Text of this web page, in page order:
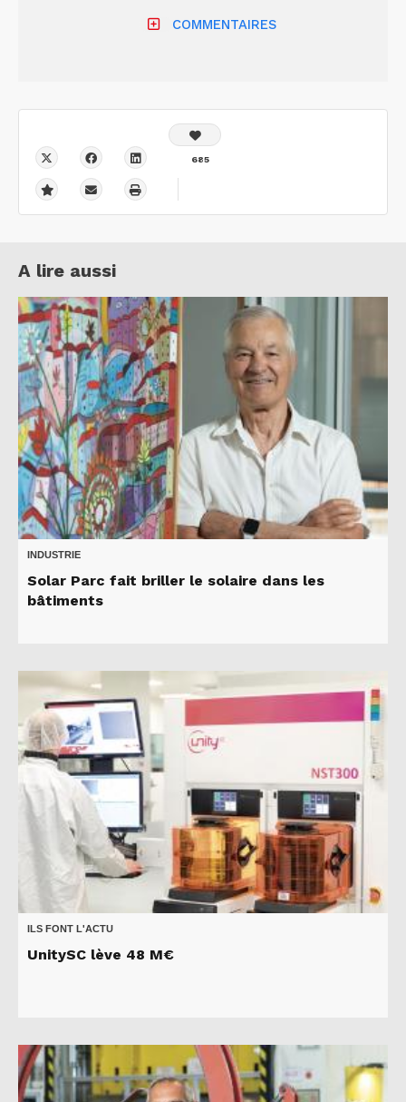
COMMENTAIRES
685
A lire aussi
INDUSTRIE
Solar Parc fait briller le solaire dans les
bâtiments
ILS FONT L'ACTU
UnitySC lève 48 M€